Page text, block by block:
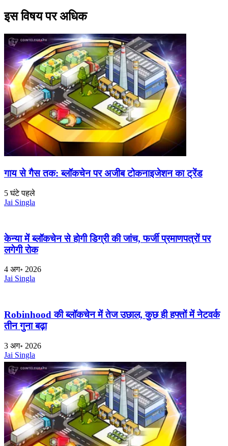
इस विषय पर अधिक
गाय से गैस तक: ब्लॉकचेन पर अजीब टोकनाइजेशन का ट्रेंड
5 घंटे पहले
Jai Singla
केन्या में ब्लॉकचेन से होगी डिग्री की जांच, फर्जी प्रमाणपत्रों पर
लगेगी रोक
4 अग॰ 2026
Jai Singla
Robinhood की ब्लॉकचेन में तेज उछाल, कुछ ही हफ्तों में नेटवर्क
तीन गुना बढ़ा
3 अग॰ 2026
Jai Singla